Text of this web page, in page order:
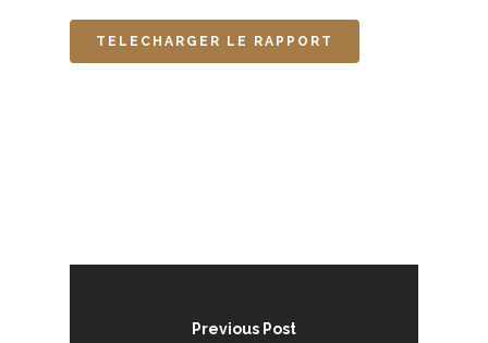
TELECHARGER LE RAPPORT
Previous Post